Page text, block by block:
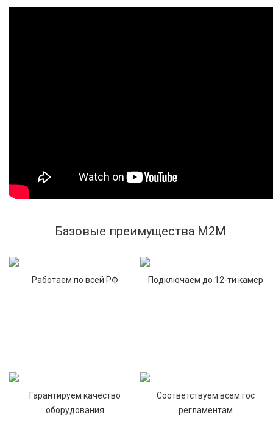
Базовые преимущества М2М
Работаем по всей РФ Подключаем до 12-ти камер
Гарантируем качество
оборудования
Соответствуем всем гос
регламентам